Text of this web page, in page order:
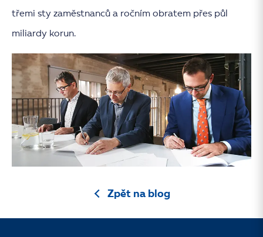
třemi sty zaměstnanců a ročním obratem přes půl
miliardy korun.
Zpět na blog